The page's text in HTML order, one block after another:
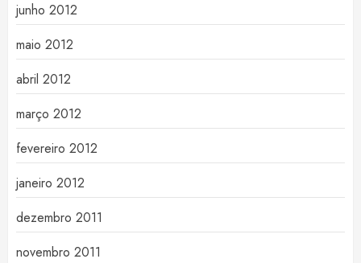
junho 2012
maio 2012
abril 2012
março 2012
fevereiro 2012
janeiro 2012
dezembro 2011
novembro 2011